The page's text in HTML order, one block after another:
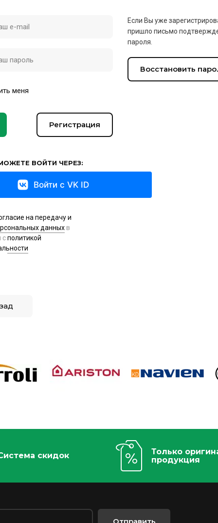
меня
Регистрация
Если Вы уже
пришло письмо
пароля.
Восстановить
ВОЙТИ ЧЕРЕЗ:
Войти с VK ID
на передачу и
данных в
сполитикой
скидок
Только
продукция